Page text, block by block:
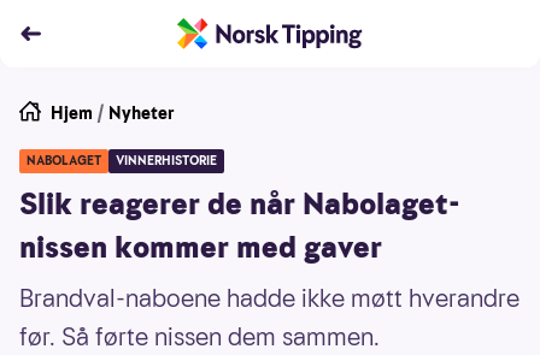
Hjem / Nyheter
NABOLAGET VINNERHISTORIE
Slik reagerer de når Nabolaget-
nissen kommer med gaver
Brandval-naboene hadde ikke møtt hverandre
før. Så førte nissen dem sammen.